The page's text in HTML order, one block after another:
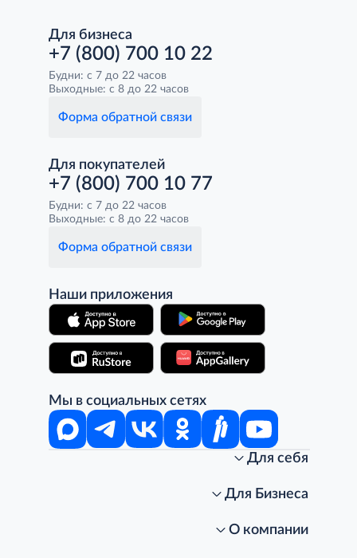
Для бизнеса
+7 (800) 700 10 22
Будни: с 7 до 22 часов
Выходные: с 8 до 22 часов
Форма обратной связи
Для покупателей
+7 (800) 700 10 77
Будни: с 7 до 22 часов
Выходные: с 8 до 22 часов
Форма обратной связи
Наши приложения
Мы в социальных сетях
Для себя
Стань клиентом METRO
Для Бизнеса
О компании